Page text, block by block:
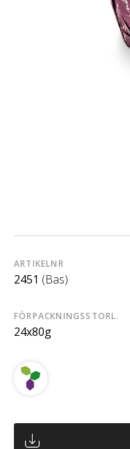
ARTIKELNR
2451 (Bas)
FÖRPACKNINGSSTORL.
24x80g